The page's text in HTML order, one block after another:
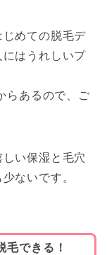
めての脱毛デ
にはうれしいプ
らあるので、ご
い保湿と毛穴
ないです。
毛できる！